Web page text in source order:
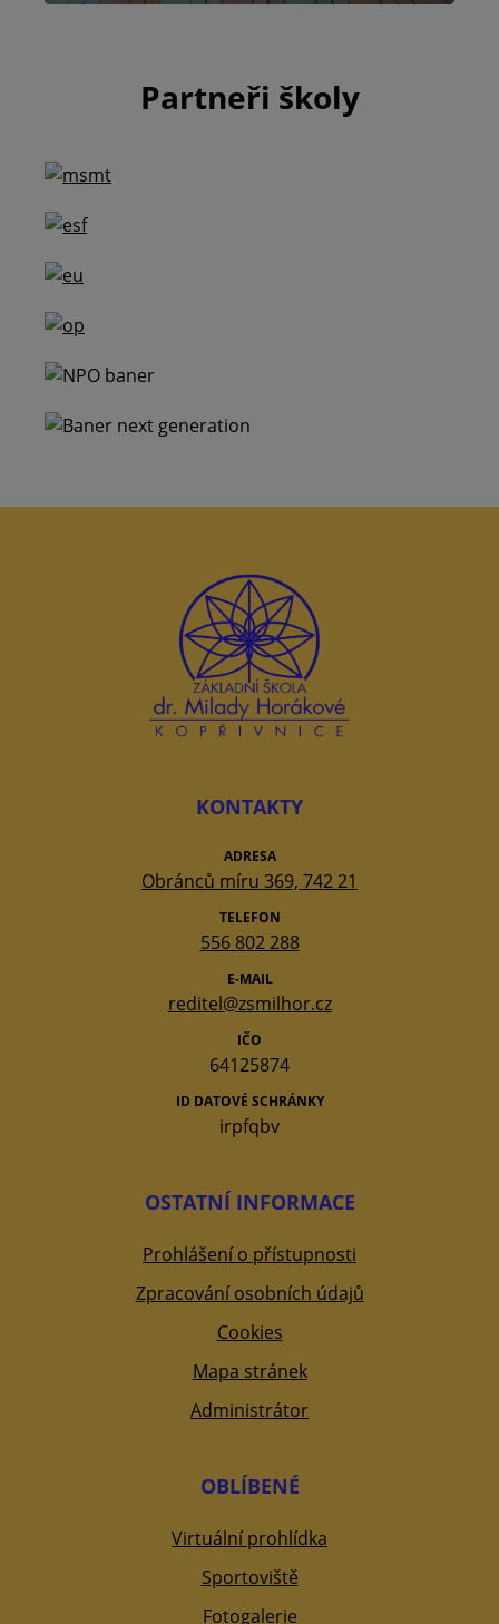
Partneři školy
KONTAKTY
ADRESA
Obránců míru 369, 742 21
TELEFON
556 802 288
E-MAIL
reditel@zsmilhor.cz
IČO
64125874
ID DATOVÉ SCHRÁNKY
irpfqbv
OSTATNÍ INFORMACE
Prohlášení o přístupnosti
Zpracování osobních údajů
Cookies
Mapa stránek
Administrátor
OBLÍBENÉ
Virtuální prohlídka
Sportoviště
Fotogalerie